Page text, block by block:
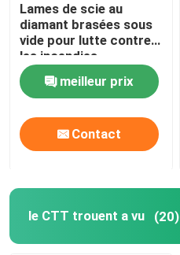
Lames de scie au
diamant brasées sous
vide pour lutte contre
les incendies
meilleur prix
Contact
le CTT trouent a vu (20)